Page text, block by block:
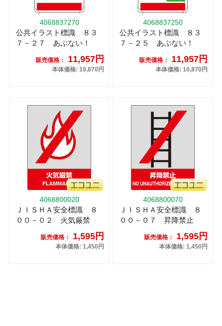
4068837270
公共イラスト標識 ８３
７－２７ あぶない！
販売価格： 11,957円
本体価格: 10,870円
4068837250
公共イラスト標識 ８３
７－２５ あぶない！
販売価格： 11,957円
本体価格: 10,870円
4068800020
ＪＩＳＨＡ安全標識 ８
００－０２ 火気厳禁
販売価格： 1,595円
本体価格: 1,450円
4068800070
ＪＩＳＨＡ安全標識 ８
００－０７ 昇降禁止
販売価格： 1,595円
本体価格: 1,450円